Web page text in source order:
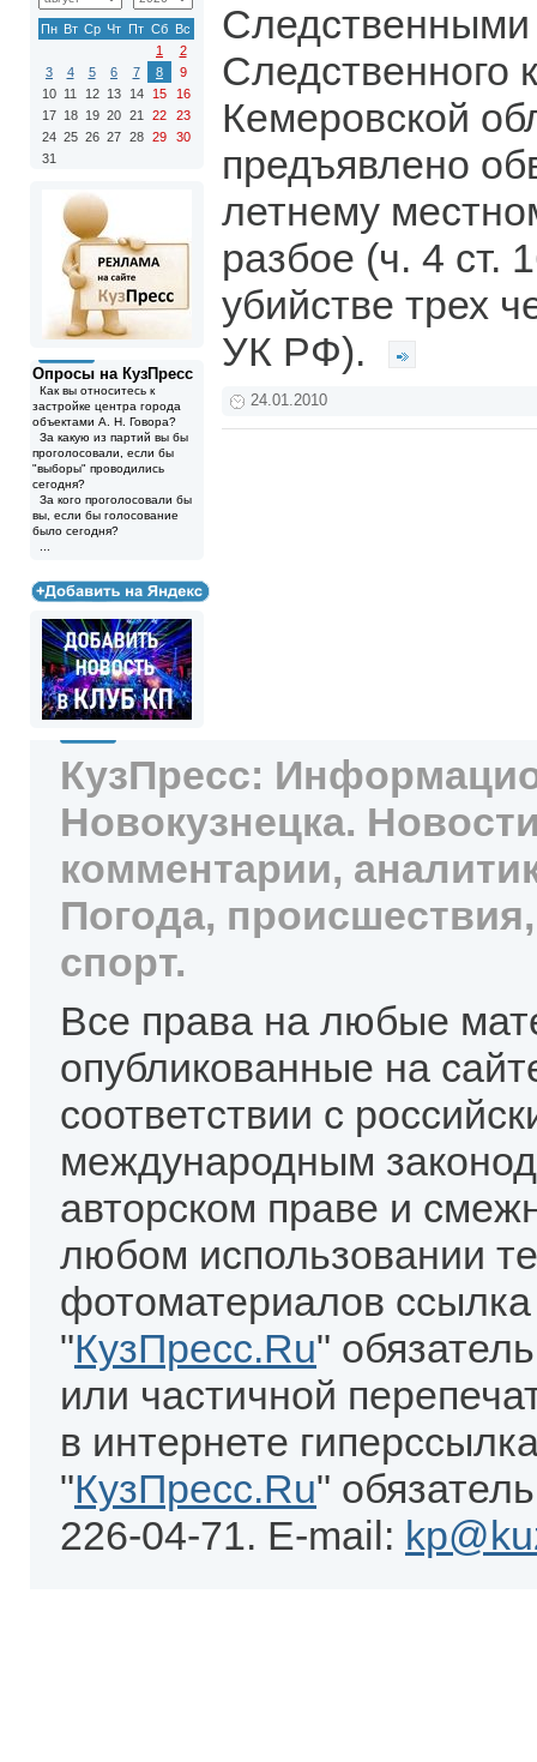
Пн Вт Ср Чт Пт Сб Вс
1
2
3
4 5 6 7 8
9
10 11 12 13 14 15
16
17 18 19 20 21 22
23
24 25 26 27 28 29
30
31
Опросы на КузПресс
Как вы относитесь к
застройке центра города
объектами А. Н. Говора?
За какую из партий вы бы
проголосовали, если бы
"выборы" проводились
сегодня?
За кого проголосовали бы
вы, если бы голосование
было сегодня?
Следственными
Следственного
Кемеровской
предъявлено
летнему
разбое (ч. 4 ст.
убийстве трех
УК РФ).
24.01.2010
КузПресс:
Новокузнецка.
комментарии,
Погода,
спорт.
Все права на любые
опубликованные на
соответствии с
международным
авторском праве и
любом использовании
фотоматериалов
"КузПресс.Ru"
или частичной
в интернете
"КузПресс.Ru"
226-04-71. E-mail: